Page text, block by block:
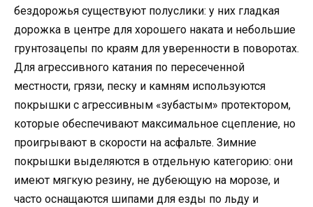
бездорожья существуют полуслики: у них гладкая
дорожка в центре для хорошего наката и небольшие
грунтозацепы по краям для уверенности в поворотах.
Для агрессивного катания по пересеченной
местности, грязи, песку и камням используются
покрышки с агрессивным «зубастым» протектором,
которые обеспечивают максимальное сцепление, но
проигрывают в скорости на асфальте. Зимние
покрышки выделяются в отдельную категорию: они
имеют мягкую резину, не дубеющую на морозе, и
часто оснащаются шипами для езды по льду и